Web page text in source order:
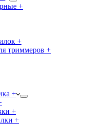
+
+
триммеров +
+
+
+